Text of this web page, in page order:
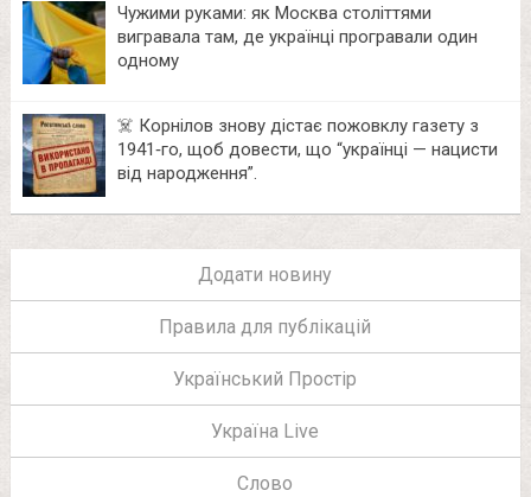
Чужими руками: як Москва століттями
вигравала там, де українці програвали один
одному
☠️ Корнілов знову дістає пожовклу газету з
1941‑го, щоб довести, що “українці — нацисти
від народження”.
Додати новину
Правила для публікацій
Український Простір
Україна Live
Слово